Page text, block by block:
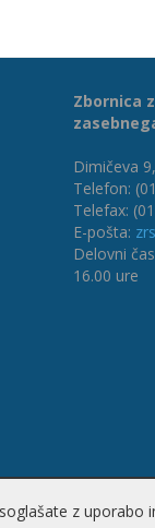
Zbornica
Dimičeva
Telefon:
Telefax:
E-pošta:
Delovni
16.00 ure
z uporabo